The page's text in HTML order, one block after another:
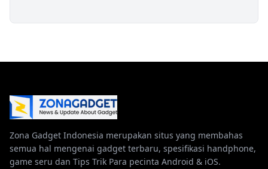
Zona Gadget Indonesia merupakan situs yang membahas
semua hal mengenai gadget terbaru, spesifikasi handphone,
game seru dan Tips Trik Para pecinta Android & iOS.